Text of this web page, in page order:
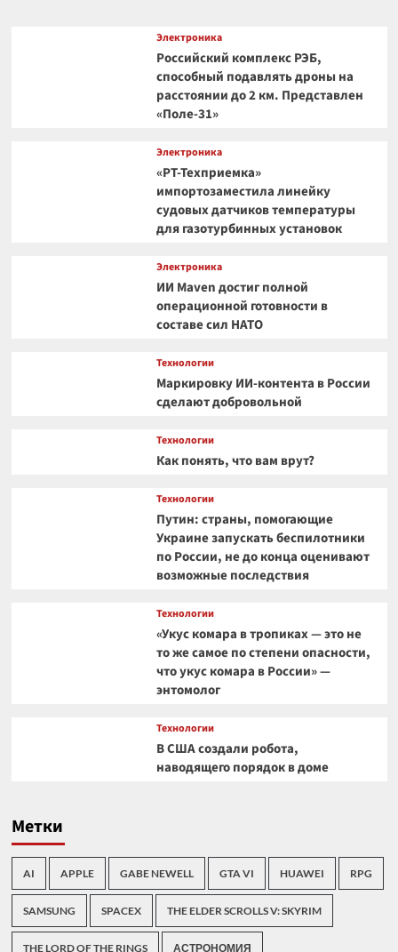
Электроника
Российский комплекс РЭБ,
способный подавлять дроны на
расстоянии до 2 км. Представлен
«Поле-31»
Электроника
«РТ-Техприемка»
импортозаместила линейку
судовых датчиков температуры
для газотурбинных установок
Электроника
ИИ Maven достиг полной
операционной готовности в
составе сил НАТО
Технологии
Маркировку ИИ-контента в России
сделают добровольной
Технологии
Как понять, что вам врут?
Технологии
Путин: страны, помогающие
Украине запускать беспилотники
по России, не до конца оценивают
возможные последствия
Технологии
«Укус комара в тропиках — это не
то же самое по степени опасности,
что укус комара в России» —
энтомолог
Технологии
В США создали робота,
наводящего порядок в доме
Метки
AI APPLE GABE NEWELL GTA VI HUAWEI RPG
SAMSUNG SPACEX THE ELDER SCROLLS V: SKYRIM
THE LORD OF THE RINGS АСТРОНОМИЯ